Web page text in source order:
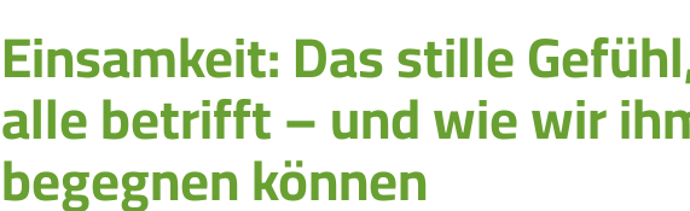
Einsamkeit: Das stille
alle betrifft – und wie wir
begegnen können